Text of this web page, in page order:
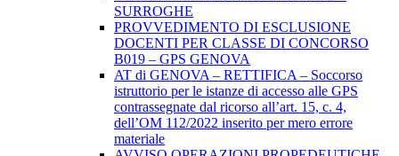
SURROGHE
PROVVEDIMENTO DI ESCLUSIONE
DOCENTI PER CLASSE DI CONCORSO
B019 – GPS GENOVA
AT di GENOVA – RETTIFICA – Soccorso
istruttorio per le istanze di accesso alle GPS
contrassegnate dal ricorso all’art. 15, c. 4,
dell’OM 112/2022 inserito per mero errore
materiale